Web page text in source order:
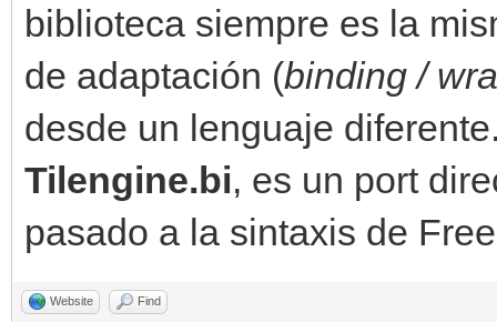
biblioteca siempre es la
de adaptación (binding /
desde un lenguaje
Tilengine.bi, es un port
pasado a la sintaxis de
Website Find